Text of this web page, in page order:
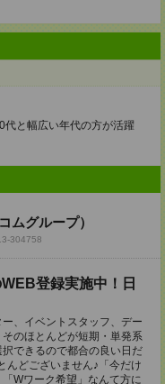
代と幅広い年代の方が活躍
ムグループ）
304758
登録実施中！日
、イベントスタッフ、デー
のほとんどが短期・単発系
できるので都合の良い日だ
んどございません♪「今だけ
Wワーク希望」なんて方に